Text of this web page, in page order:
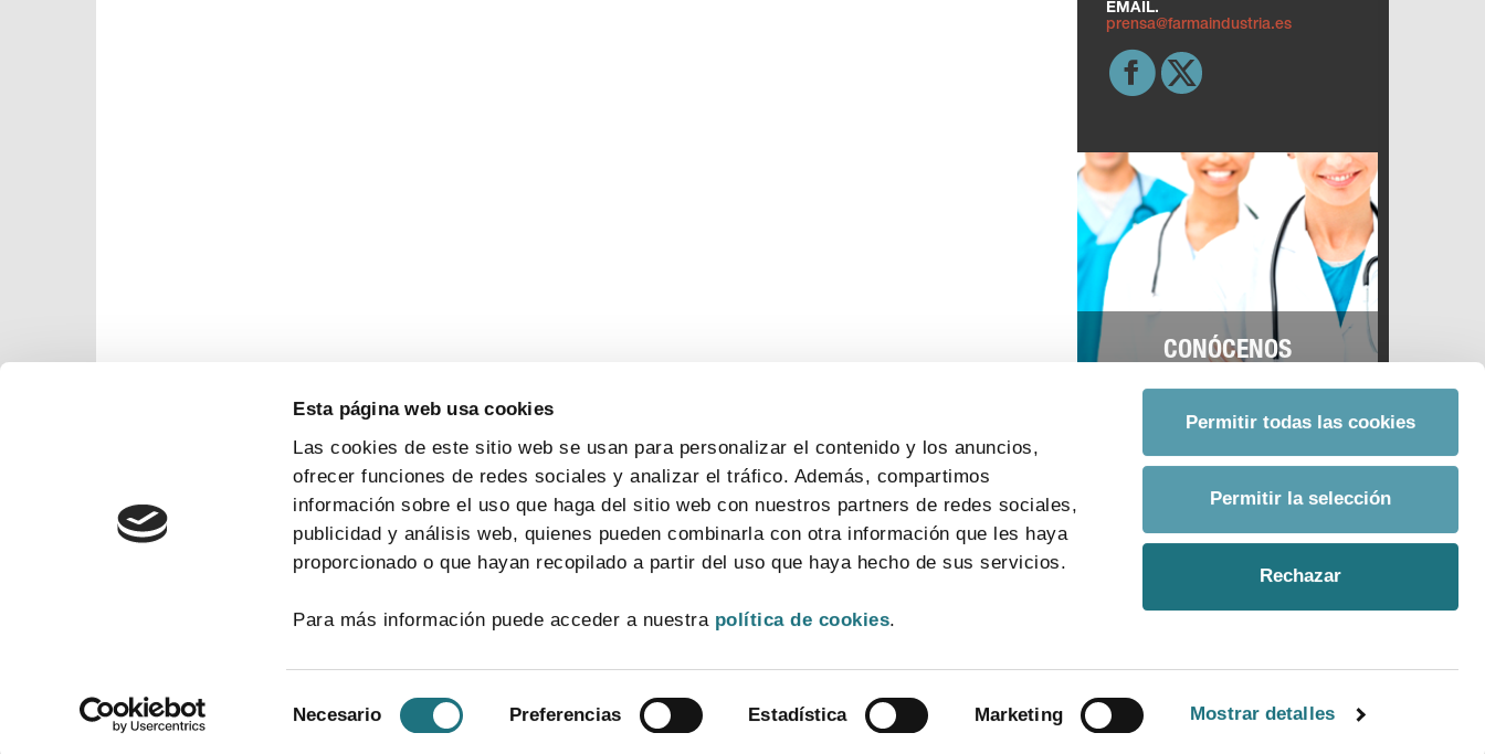
Esta página web usa cookies
Las cookies de este sitio web se usan para personalizar el contenido y los anuncios,
ofrecer funciones de redes sociales y analizar el tráfico. Además, compartimos
información sobre el uso que haga del sitio web con nuestros partners de redes sociales,
publicidad y análisis web, quienes pueden combinarla con otra información que les haya
proporcionado o que hayan recopilado a partir del uso que haya hecho de sus servicios.
Para más información puede acceder a nuestra política de cookies.
de
Necesario Preferencias Estadística Marketing Mostrar detalles
Permitir todas las cookies
Permitir la selección
Rechazar
EMAIL.
prensa@farmaindustria.es
CONÓCENOS
© 2026 FarmaIndustria Todos los derechos reservados